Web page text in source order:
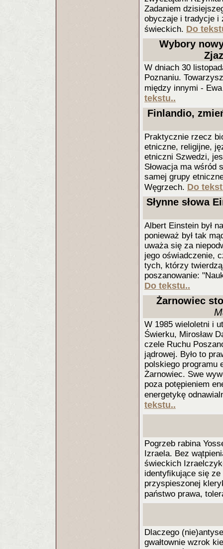
Zadaniem
obyczaje i tradycje i
świeckich. Do
Wybory
W dniach 30
Poznaniu.
między innymi -
tekstu..
Finlandio,
Praktycznie rzecz
etniczne, religijne,
etniczni Szwedzi,
Słowacja ma wśród
samej grupy
Węgrzech. Do
Słynne słowa
Albert Einstein był
ponieważ był tak
uważa się za
jego oświadczenie,
tych, którzy
poszanowanie:
Do tekstu..
Żarnowiec
W 1985 wieloletni i
Świerku, Mirosław
czele Ruchu
jądrowej. Było to
polskiego programu
Żarnowiec. Swe
poza potępieniem
energetykę
tekstu..
Pogrzeb rabina
Izraela. Bez
świeckich
identyﬁkujące się ze
przyspieszonej
państwo prawa,
Dlaczego
gwałtownie wzrok